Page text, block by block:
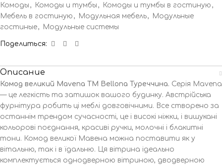
Комоды , Комоды и тумбы , Комоды и тумбы в гостиную ,
Мебель в гостиную , Модульная мебель, Модульные
гостиные, Модульные системы
Поделиться:
Описание
Комод великий Mavena TM Bellona Туреччина. Серія Mavena
— це легкість та затишок вашого будинку. Австрійська
фурнітура робить ці меблі довговічними. Все створено за
останнім трендом сучасності, це і високі ніжки, і вишукані
кольорові поєднання, красиві ручки, молочні і блакитні
тони. Комод великої Мавена можна поставити як у
вітальню, так і в їдальню. Ця вітрина ідеально
комплектується однодверною вітриною, дводверною